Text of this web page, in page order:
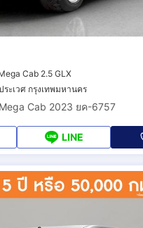
Cab 2.5 GLX
ระเวศ กรุงเทพมหานคร
Cab 2023 ยค-6757
LINE